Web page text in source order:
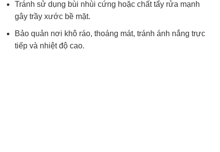
Tránh sử dụng bùi nhùi cứng hoặc chất tẩy rửa mạnh
gây trầy xước bề mặt.
Bảo quản nơi khô ráo, thoáng mát, tránh ánh nắng trực
tiếp và nhiệt độ cao.